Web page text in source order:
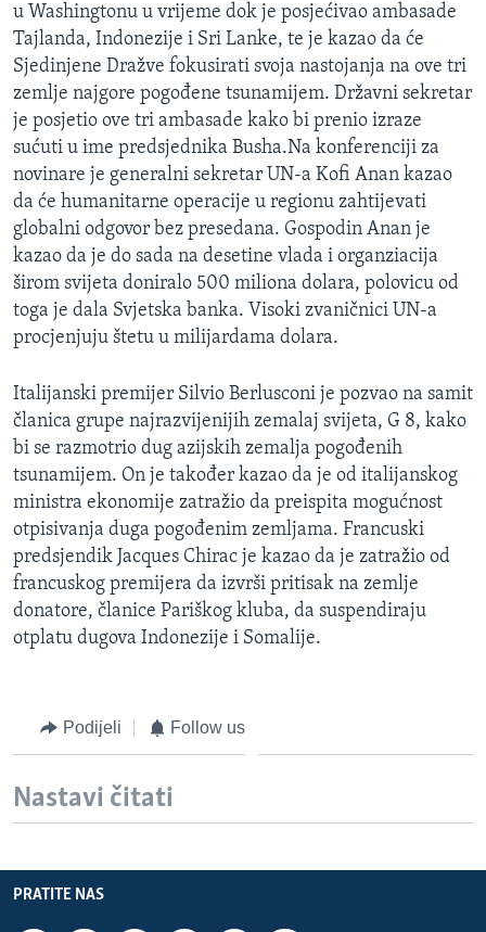
O GLASU AMERIKE
Learning English
PRATITE NAS
Jezici
u Washingtonu u vrijeme dok je posjećivao ambasade
Tajlanda, Indonezije i Sri Lanke, te je kazao da će
Sjedinjene Dražve fokusirati svoja nastojanja na ove tri
zemlje najgore pogođene tsunamijem. Državni sekretar
je posjetio ove tri ambasade kako bi prenio izraze
sućuti u ime predsjednika Busha.Na konferenciji za
novinare je generalni sekretar UN-a Kofi Anan kazao
da će humanitarne operacije u regionu zahtijevati
globalni odgovor bez presedana. Gospodin Anan je
kazao da je do sada na desetine vlada i organziacija
širom svijeta doniralo 500 miliona dolara, polovicu od
toga je dala Svjetska banka. Visoki zvaničnici UN-a
procjenjuju štetu u milijardama dolara.
Italijanski premijer Silvio Berlusconi je pozvao na samit
članica grupe najrazvijenijih zemalaj svijeta, G 8, kako
bi se razmotrio dug azijskih zemalja pogođenih
tsunamijem. On je također kazao da je od italijanskog
ministra ekonomije zatražio da preispita mogućnost
otpisivanja duga pogođenim zemljama. Francuski
predsjendik Jacques Chirac je kazao da je zatražio od
francuskog premijera da izvrši pritisak na zemlje
donatore, članice Pariškog kluba, da suspendiraju
otplatu dugova Indonezije i Somalije.
Podijeli Follow us
Nastavi čitati
PRATITE NAS